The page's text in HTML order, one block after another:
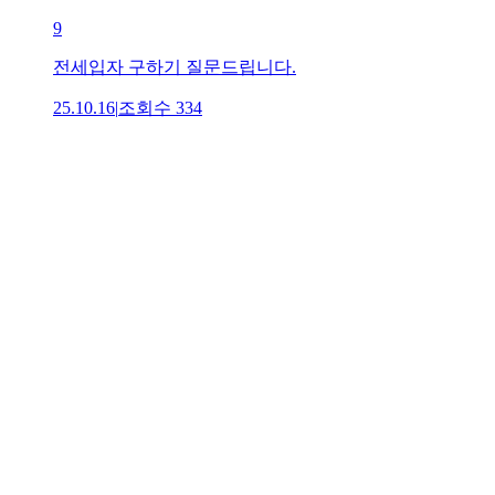
9
전세입자 구하기 질문드립니다.
25.10.16|조회수 334